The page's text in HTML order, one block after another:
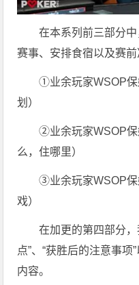
在本系列前三部分
赛事、安排食宿以及赛前
①业余玩家WSOP保
划）
②业余玩家WSOP
么，住哪里）
③业余玩家WSOP
戏）
在加更的第四部分
点”、“获胜后的注意事项
内容。